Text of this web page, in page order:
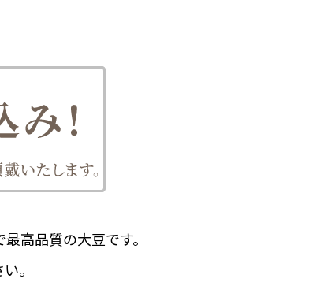
高品質の大豆です。
。